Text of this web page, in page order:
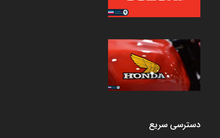
دسترسی سریع